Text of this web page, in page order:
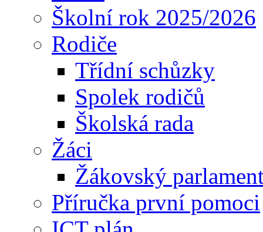
Školní rok 2025/2026
Rodiče
Třídní schůzky
Spolek rodičů
Školská rada
Žáci
Žákovský
Příručka první pomoci